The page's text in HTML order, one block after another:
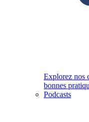
Explorez nos
bonnes
Podcasts